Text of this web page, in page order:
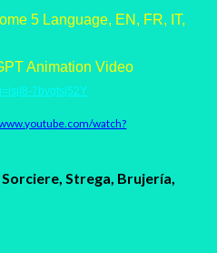
5 Language, EN, FR, IT,
Animation Video
7bvqtsj52Y
watch?
Strega, Brujería,